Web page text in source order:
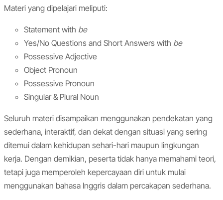
Materi yang dipelajari meliputi:
Statement with be
Yes/No Questions and Short Answers with be
Possessive Adjective
Object Pronoun
Possessive Pronoun
Singular & Plural Noun
Seluruh materi disampaikan menggunakan pendekatan yang
sederhana, interaktif, dan dekat dengan situasi yang sering
ditemui dalam kehidupan sehari-hari maupun lingkungan
kerja. Dengan demikian, peserta tidak hanya memahami teori,
tetapi juga memperoleh kepercayaan diri untuk mulai
menggunakan bahasa Inggris dalam percakapan sederhana.